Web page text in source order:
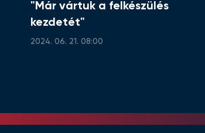
"Már vártuk a felkészülés
kezdetét"
2024. 06. 21. 08:00